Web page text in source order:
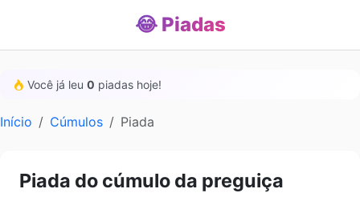
😂 Piadas
Você já leu 0 piadas hoje!
Início Cúmulos Piada
Piada do cúmulo da preguiça